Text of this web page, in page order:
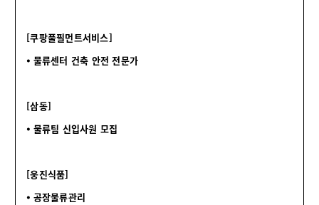
[쿠팡풀필먼트서비스]
⦁ 물류센터 건축 안전 전문가
[삼동]
⦁ 물류팀 신입사원 모집
[웅진식품]
⦁ 공장물류관리